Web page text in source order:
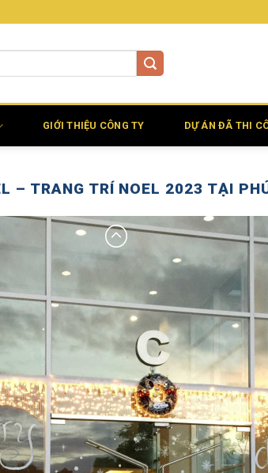
GIỚI THIỆU CÔNG TY DỰ ÁN ĐÃ THI
– TRANG TRÍ NOEL 2023 TẠI